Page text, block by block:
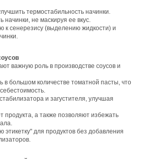
термостабильность начинки.
начинки, не маскируя ее вкус.
к сенерезису (выделению жидкости) и
важную роль в производстве соусов и
в большом количестве томатной пасты, что
и загустителя, улучшая
продукта, а также позволяют избежать
этикетку" для продуктов без добавления